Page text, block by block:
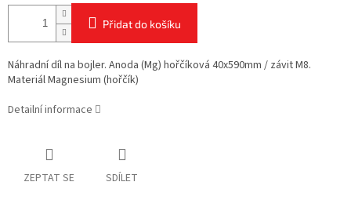
Přidat do košíku
Náhradní díl na bojler. Anoda (Mg) hořčíková 40x590mm / závit M8.
Materiál Magnesium (hořčík)
Detailní informace
ZEPTAT SE SDÍLET